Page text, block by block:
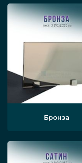
Бронза